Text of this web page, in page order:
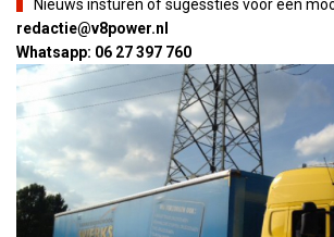
Nieuws insturen of sugessties voor een
redactie@v8power.nl
Whatsapp: 06 27 397 760